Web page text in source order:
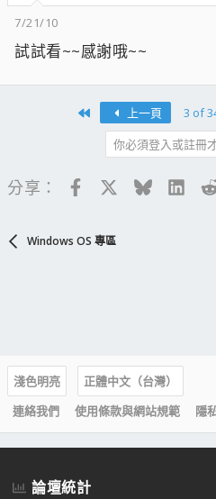
7/21/10
試試看~~感謝哦~~
上一頁 3 of
你必須登入或註冊
分享： FacebookBluesky
Windows OS 專區
淺色明亮
正體中文（台灣）
連絡我們
使用條款與網站規範 隱
論壇統計